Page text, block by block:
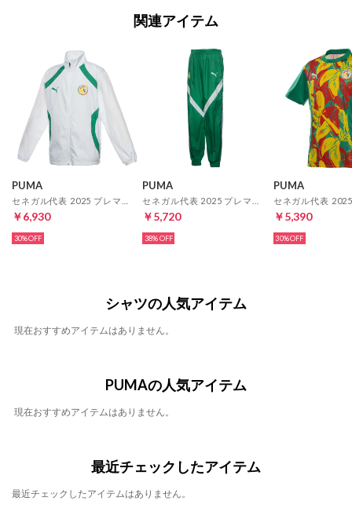
関連アイテム
PUMA
￥6,930
30%
PUMA
￥5,720
38%
PUMA
￥5,390
30%
シャツの人気アイテム
現在おすすめアイテムはありません。
PUMAの人気アイテム
現在おすすめアイテムはありません。
最近チェックしたアイテム
最近チェックしたアイテムはありません。